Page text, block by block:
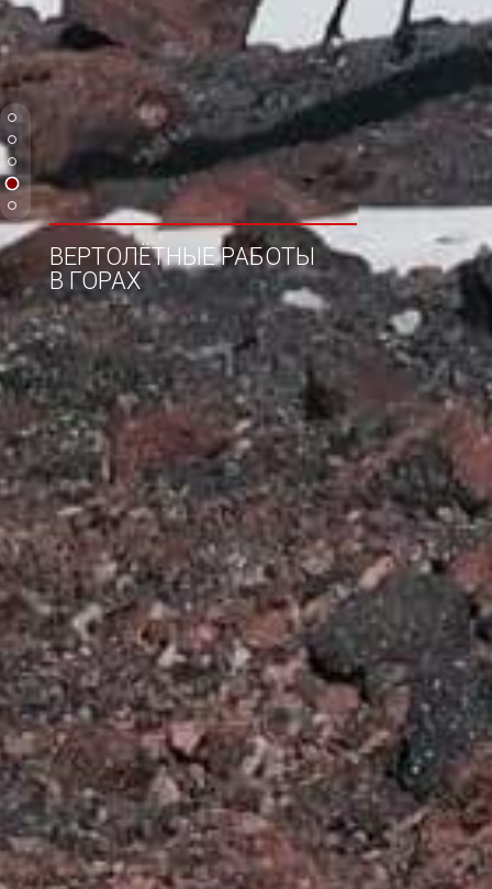
ВЕРТОЛЁТНЫЕ РАБОТЫ
В ГОРАХ